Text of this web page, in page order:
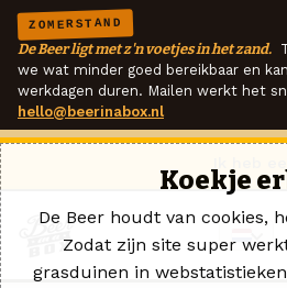
ZOMERSTAND
De Beer ligt met z'n voetjes in het zand.
we wat minder goed bereikbaar en
werkdagen duren. Mailen werkt het
hello@beerinabox.nl
Koekje
De Beer houdt van cookies,
Zodat zijn site super
grasduinen in